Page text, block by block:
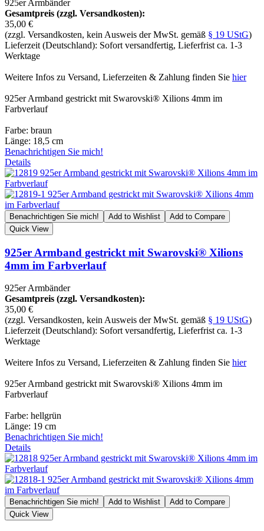
925er Armbänder
Gesamtpreis (zzgl. Versandkosten):
35,00 €
(zzgl. Versandkosten, kein Ausweis der MwSt. gemäß § 19 UStG)
Lieferzeit (Deutschland): Sofort versandfertig, Lieferfrist ca. 1-3
Werktage
Weitere Infos zu Versand, Lieferzeiten & Zahlung finden Sie hier
925er Armband gestrickt mit Swarovski® Xilions 4mm im
Farbverlauf
Farbe: braun
Länge: 18,5 cm
Benachrichtigen Sie mich!
Details
Benachrichtigen Sie mich! Add to Wishlist
Add to Compare
Quick View
925er Armband gestrickt mit Swarovski® Xilions
4mm im Farbverlauf
925er Armbänder
Gesamtpreis (zzgl. Versandkosten):
35,00 €
(zzgl. Versandkosten, kein Ausweis der MwSt. gemäß § 19 UStG)
Lieferzeit (Deutschland): Sofort versandfertig, Lieferfrist ca. 1-3
Werktage
Weitere Infos zu Versand, Lieferzeiten & Zahlung finden Sie hier
925er Armband gestrickt mit Swarovski® Xilions 4mm im
Farbverlauf
Farbe: hellgrün
Länge: 19 cm
Benachrichtigen Sie mich!
Details
Benachrichtigen Sie mich! Add to Wishlist
Add to Compare
Quick View